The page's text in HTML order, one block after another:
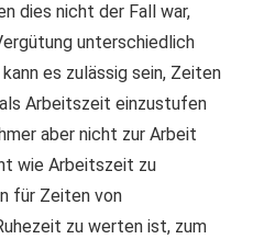
dies nicht der Fall war,
unterschiedlich
es zulässig sein, Zeiten
Arbeitszeit einzustufen
aber nicht zur Arbeit
wie Arbeitszeit zu
für Zeiten von
zu werten ist, zum